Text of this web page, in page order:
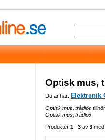
Optisk mus,
Du är här: Elektronik
Optisk mus, trådlös
Optisk mus, trådlös
Produkter 1 - 3 av 3 med